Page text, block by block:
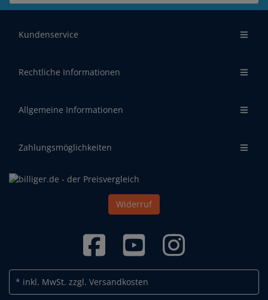
Kundenservice
Rechtliche Informationen
Allgemeine Informationen
Zahlungsmöglichkeiten
Widerruf
* inkl. MwSt. zzgl. Versandkosten